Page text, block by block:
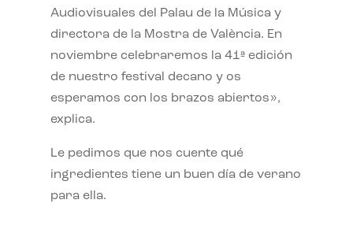
Audiovisuales del Palau de la Música y
directora de la Mostra de València. En
noviembre celebraremos la 41ª edición
de nuestro festival decano y os
esperamos con los brazos abiertos»,
explica.
Le pedimos que nos cuente qué
ingredientes tiene un buen día de verano
para ella.